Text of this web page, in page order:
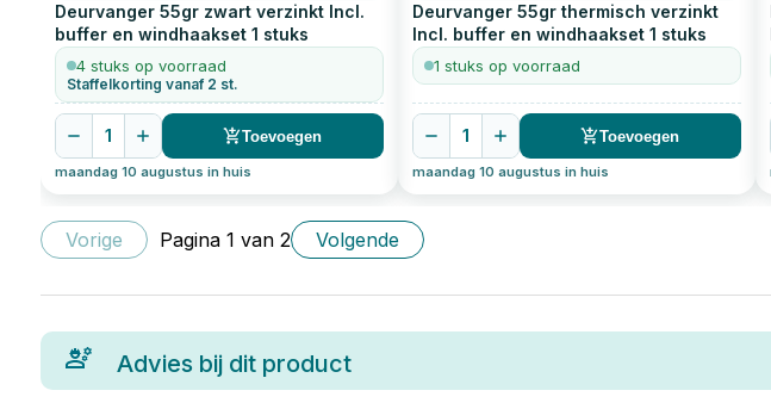
Deurvanger 55gr zwart verzinkt Incl.
buffer en windhaakset 1 stuks
4 stuks op voorraad
Staffelkorting vanaf 2 st.
1 Toevoegen
maandag 10 augustus in huis
Deurvanger 55gr thermisch verzinkt
Incl. buffer en windhaakset 1 stuks
1 stuks op voorraad
1 Toevoegen
maandag 10 augustus in huis
Vorige Pagina 1 van 2 Volgende
Advies bij dit product